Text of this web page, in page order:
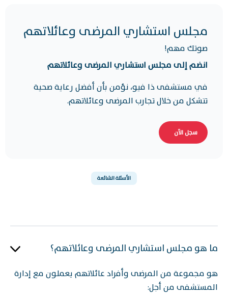
مجلس استشاري المرضى وعائلاتهم
صوتك مهم!
انضم إلى مجلس استشاري المرضى وعائلاتهم
في مستشفى ذا فيو، نؤمن بأن أفضل رعاية صحية
تتشكل من خلال تجارب المرضى وعائلاتهم.
سجل الآن
الأسئلة الشائعة
ما هو مجلس استشاري المرضى وعائلاتهم؟
هو مجموعة من المرضى وأفراد عائلاتهم يعملون مع إدارة
المستشفى من أجل: